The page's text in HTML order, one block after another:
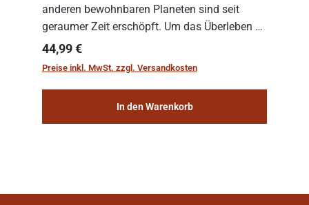
anderen bewohnbaren Planeten sind seit
geraumer Zeit erschöpft. Um das Überleben zu
sichern, wurden die sogenannten
„Weltenschiffe“ gebaut. Auf diesen
Regulärer Preis:
44,99 €
Preise inkl. MwSt. zzgl. Versandkosten
In den Warenkorb